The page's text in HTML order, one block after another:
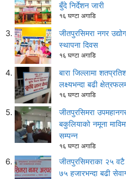
बुँदे निर्देशन जारी
१६ घण्टा अगाडि
जीतपुरसिमरा नगर
स्थापना दिवस
१६ घण्टा अगाडि
बारा जिल्लामा
लक्ष्यभन्दा बढी
१६ घण्टा अगाडि
जीतपुरसिमरा
बकुलियाको नमूना
सम्पन्न
१६ घण्टा अगाडि
जीतपुरसिमराका २५
७५ हजारभन्दा बढी